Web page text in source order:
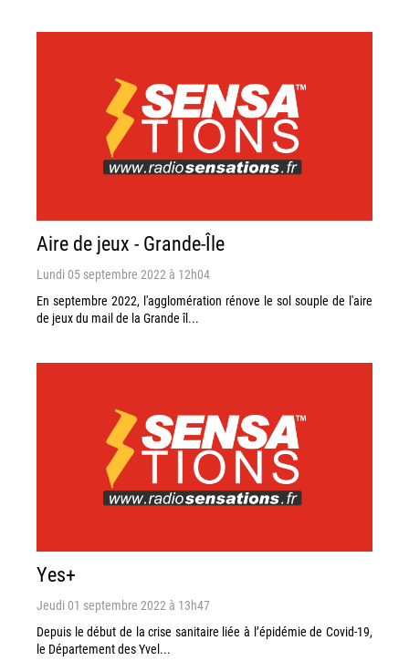
Aire de jeux - Grande-Île
Lundi 05 septembre 2022 à 12h04
En septembre 2022, l'agglomération rénove le sol souple de l'aire
de jeux du mail de la Grande îl...
Yes+
Jeudi 01 septembre 2022 à 13h47
Depuis le début de la crise sanitaire liée à l’épidémie de Covid-19,
le Département des Yvel...